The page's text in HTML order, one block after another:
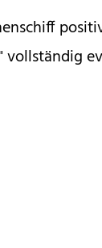
vollständig